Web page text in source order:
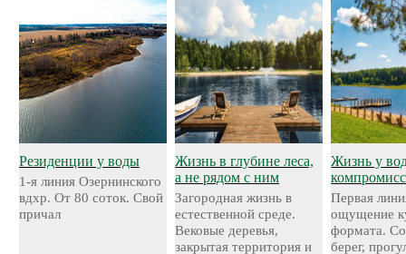
Резиденции у воды
1-я линия Озернинского
вдхр. От 80 соток. Свой
причал
Жизнь в глубине леса,
а не рядом с ним
Загородная жизнь в
естественной среде.
Вековые деревья,
закрытая территория и
Жизнь у
Первая
ощущение
формата.
берег,